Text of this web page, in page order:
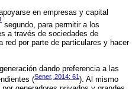
en empresas y capital
segundo, para permitir a los
a través de sociedades de
por parte de particulares y hacer
dando preferencia a las
(Sener, 2014: 61). Al mismo